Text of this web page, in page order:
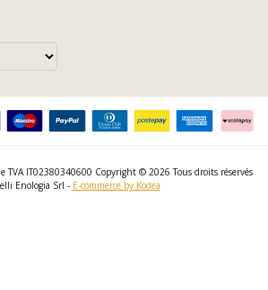
TVA IT02380340600 Copyright © 2026 Tous droits réservés
Enologia Srl - E-commerce by Kodea